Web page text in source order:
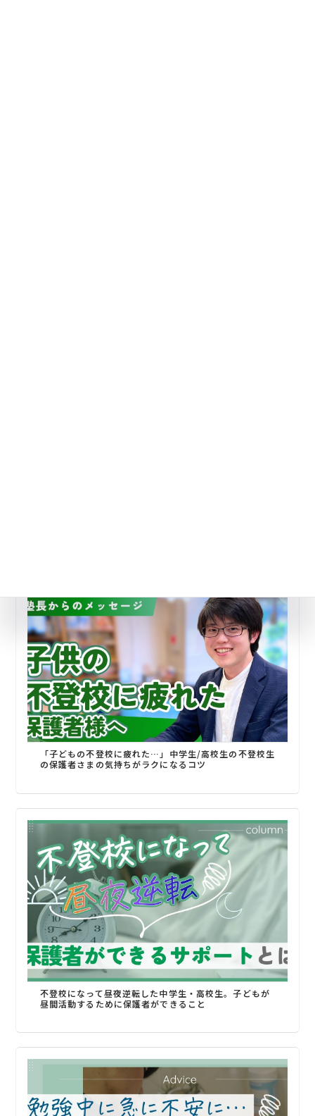
「子どもの不登校に疲れた…」中学生/高校生の不登校生
の保護者さまの気持ちがラクになるコツ
不登校になって昼夜逆転した中学生・高校生。子どもが
昼間活動するために保護者ができること